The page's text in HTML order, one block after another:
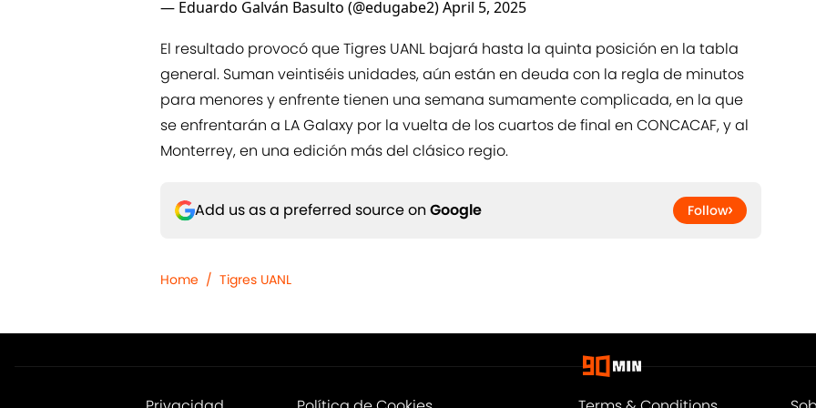
— Eduardo Galván Basulto (@edugabe2)April 5, 2025
El resultado provocó que Tigres UANL bajará hasta la quinta posición en la tabla
general. Suman veintiséis unidades, aún están en deuda con la regla de minutos
para menores y enfrente tienen una semana sumamente complicada, en la que
se enfrentarán a LA Galaxy por la vuelta de los cuartos de final en CONCACAF, y al
Monterrey, en una edición más del clásico regio.
Add us as a preferred source on Google Follow
Home / Tigres UANL